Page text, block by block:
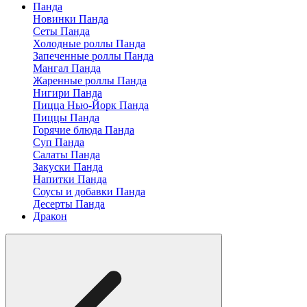
Панда
Новинки Панда
Сеты Панда
Холодные роллы Панда
Запеченные роллы Панда
Мангал Панда
Жаренные роллы Панда
Нигири Панда
Пицца Нью-Йорк Панда
Пиццы Панда
Горячие блюда Панда
Суп Панда
Салаты Панда
Закуски Панда
Напитки Панда
Соусы и добавки Панда
Десерты Панда
Дракон